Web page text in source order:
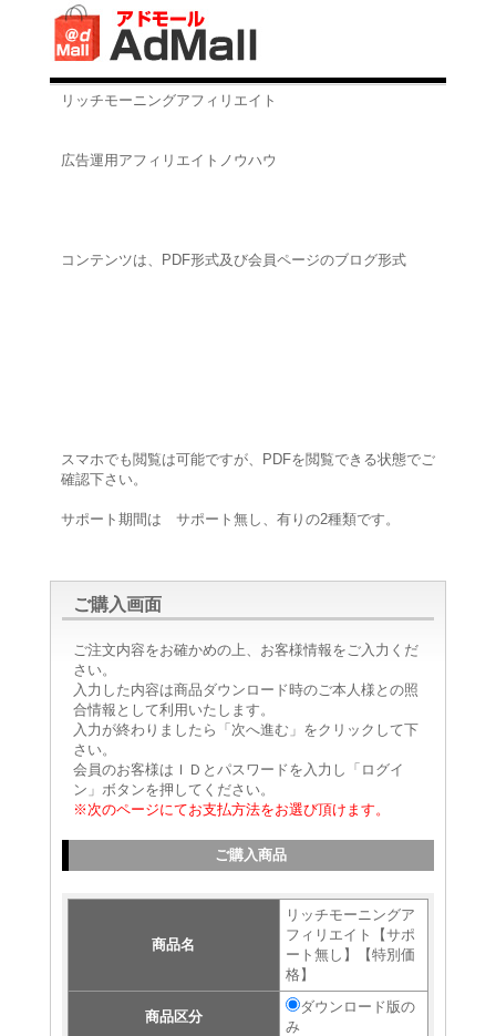
リッチモーニングアフィリエイト
広告運用アフィリエイトノウハウ
コンテンツは、PDF形式及び会員ページのブログ形式
スマホでも閲覧は可能ですが、PDFを閲覧できる状態でご
確認下さい。
サポート期間は サポート無し、有りの2種類です。
ご購入画面
ご注文内容をお確かめの上、お客様情報をご入力くだ
さい。
入力した内容は商品ダウンロード時のご本人様との照
合情報として利用いたします。
入力が終わりましたら「次へ進む」をクリックして下
さい。
会員のお客様はＩＤとパスワードを入力し「ログイ
ン」ボタンを押してください。
※次のページにてお支払方法をお選び頂けます。
ご購入商品
商品名
リッチモーニングア
フィリエイト【サポ
ート無し】【特別価
格】
商品区分
ダウンロード版の
み